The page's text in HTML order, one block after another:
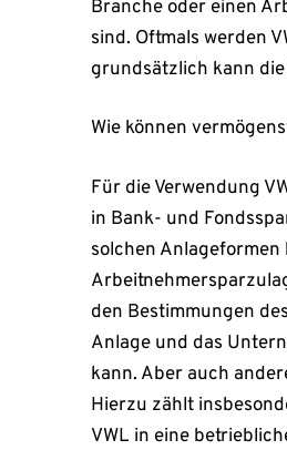
Branche oder einen
sind. Oftmals werden
grundsätzlich kann
Wie können
Für die Verwendung
in Bank- und
solchen
den Bestimmungen
Anlage und das
kann. Aber auch
Hierzu zählt
VWL in eine